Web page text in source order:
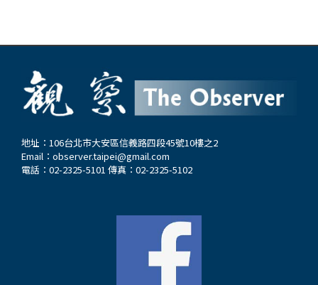
地址：106台北市大安區信義路四段45號10樓之2
Email： observer.taipei@gmail.com
電話：02-2325-5101 傳真：02-2325-5102